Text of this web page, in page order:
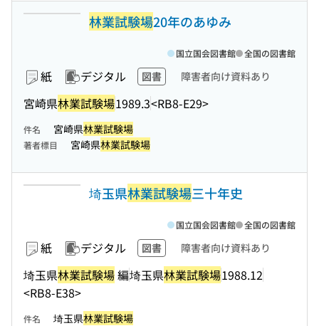
林業試験場20年のあゆみ
紙 デジタル 図書 障害者向け資料あり
宮崎県林業試験場1989.3<RB8-E29>
国立国会図書館 全国の図書館
件名 宮崎県林業試験場
著者標目 宮崎県林業試験場
埼玉県林業試験場三十年史
紙 デジタル 図書 障害者向け資料あり
埼玉県林業試験場編埼玉県林業試験場1988.12
<RB8-E38>
国立国会図書館 全国の図書館
件名 埼玉県林業試験場